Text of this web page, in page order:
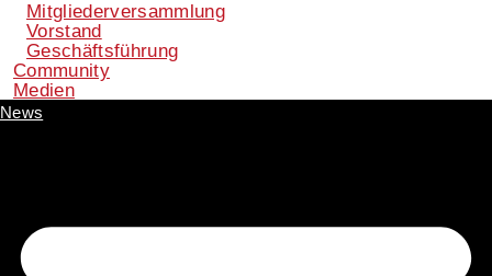
Mitgliederversammlung
Vorstand
Geschäftsführung
Community
Medien
News